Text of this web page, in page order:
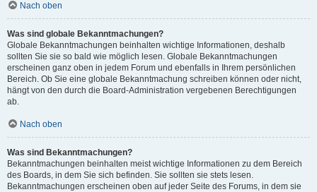
Nach oben
Was sind globale Bekanntmachungen?
Globale Bekanntmachungen beinhalten wichtige Informationen, deshalb
sollten Sie sie so bald wie möglich lesen. Globale Bekanntmachungen
erscheinen ganz oben in jedem Forum und ebenfalls in Ihrem persönlichen
Bereich. Ob Sie eine globale Bekanntmachung schreiben können oder nicht,
hängt von den durch die Board-Administration vergebenen Berechtigungen
ab.
Nach oben
Was sind Bekanntmachungen?
Bekanntmachungen beinhalten meist wichtige Informationen zu dem Bereich
des Boards, in dem Sie sich befinden. Sie sollten sie stets lesen.
Bekanntmachungen erscheinen oben auf jeder Seite des Forums, in dem sie